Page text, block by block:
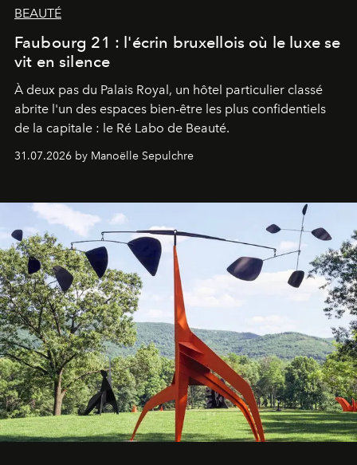
BEAUTÉ
Faubourg 21 : l'écrin bruxellois où le luxe se
vit en silence
À deux pas du Palais Royal, un hôtel particulier classé
abrite l'un des espaces bien-être les plus confidentiels
de la capitale : le Ré Labo de Beauté.
31.07.2026 by Manoëlle Sepulchre